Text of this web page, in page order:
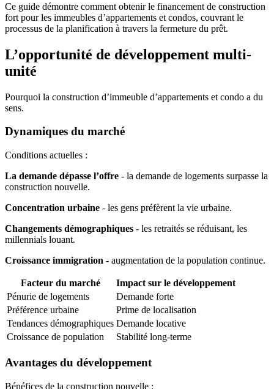
Ce guide démontre comment obtenir le financement de construction
fort pour les immeubles d’appartements et condos, couvrant le
processus de la planification à travers la fermeture du prêt.
L’opportunité de développement multi-
unité
Pourquoi la construction d’immeuble d’appartements et condo a du
sens.
Dynamiques du marché
Conditions actuelles :
La demande dépasse l’offre - la demande de logements surpasse la
construction nouvelle.
Concentration urbaine - les gens préfèrent la vie urbaine.
Changements démographiques - les retraités se réduisant, les
millennials louant.
Croissance immigration - augmentation de la population continue.
Facteur du marché
Impact sur le développement
Pénurie de logements
Demande forte
Préférence urbaine
Prime de localisation
Tendances démographiques Demande locative
Croissance de population
Stabilité long-terme
Avantages du développement
Bénéfices de la construction nouvelle :